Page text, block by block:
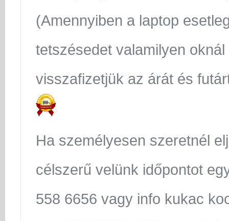
(Amennyiben a laptop
tetszésedet valamilyen oknál
visszafizetjük az árát és
Ha személyesen szeretnél
célszerű velünk időpontot
558 6656 vagy info kukac